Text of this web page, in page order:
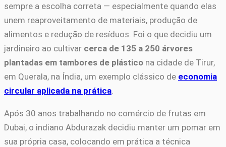
sempre a escolha correta — especialmente quando elas
unem reaproveitamento de materiais, produção de
alimentos e redução de resíduos. Foi o que decidiu um
jardineiro ao cultivar cerca de 135 a 250 árvores
plantadas em tambores de plástico na cidade de Tirur,
em Querala, na Índia, um exemplo clássico de economia
circular aplicada na prática
Após 30 anos trabalhando no comércio de frutas em
Dubai, o indiano Abdurazak decidiu manter um pomar em
sua própria casa, colocando em prática a técnica